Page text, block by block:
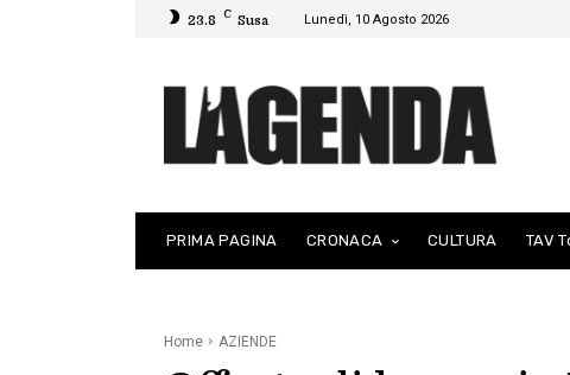
23.8 C Susa Lunedì, 10 Agosto 2026
PRIMA PAGINA CRONACA CULTURA TAV
Home AZIENDE